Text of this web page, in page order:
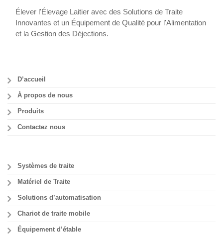
Élever l'Élevage Laitier avec des Solutions de Traite
Innovantes et un Équipement de Qualité pour l'Alimentation
et la Gestion des Déjections.
D’accueil
À propos de nous
Produits
Contactez nous
Systèmes de traite
Matériel de Traite
Solutions d’automatisation
Chariot de traite mobile
Équipement d’étable